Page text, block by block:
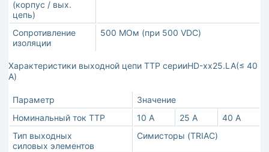
(корпус / вых.
цепь)
Сопротивление
изоляции
500 МОм (при 500 VDC)
Характеристики выходной цепи ТТР серииHD-хх25.LA(≤ 40
А)
Параметр
Значение
Номинальный ток ТТР
10 A 25 A
40 A
Тип выходных
силовых элементов
Симисторы (TRIAC)